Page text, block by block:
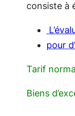
consiste à
pour
Tarif
Biens